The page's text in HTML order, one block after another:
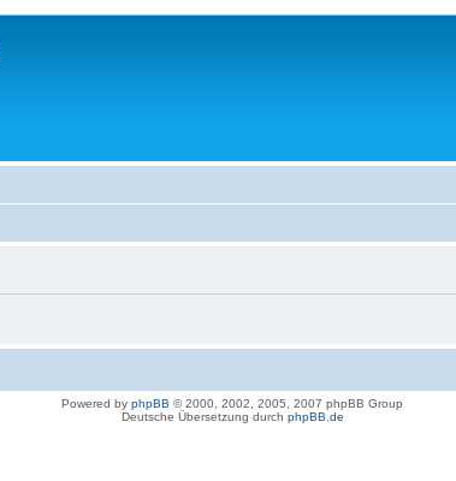
Powered by phpBB © 2000, 2002, 2005, 2007 phpBB Group
Deutsche Übersetzung durch phpBB.de